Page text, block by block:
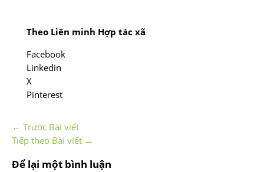
Theo Liên minh Hợp tác xã
Facebook
Linkedin
X
Pinterest
← Trước Bài viết
Tiếp theo Bài viết →
Để lại một bình luận